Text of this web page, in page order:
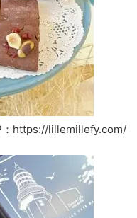
：https://lillemillefy.com/